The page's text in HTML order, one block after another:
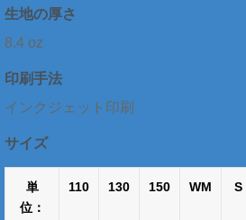
生地の厚さ
8.4 oz
印刷手法
インクジェット印刷
サイズ
単
位：
110 130 150 WM S